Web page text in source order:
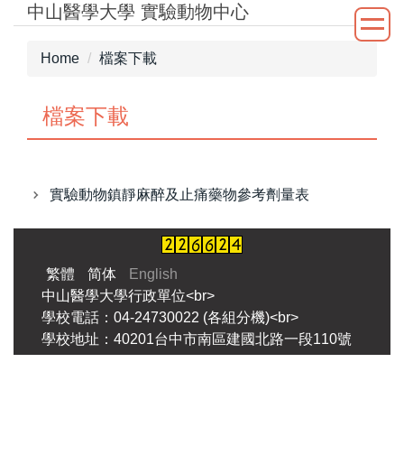
Jump中山醫學大學 實驗動物中心
Home 檔案下載
檔案下載
實驗動物鎮靜麻醉及止痛藥物參考劑量表
繁體 简体
English
中山醫學大學行政單位<br>
學校電話：04-24730022 (各組分機)<br>
學校地址：40201台中市南區建國北路一段110號